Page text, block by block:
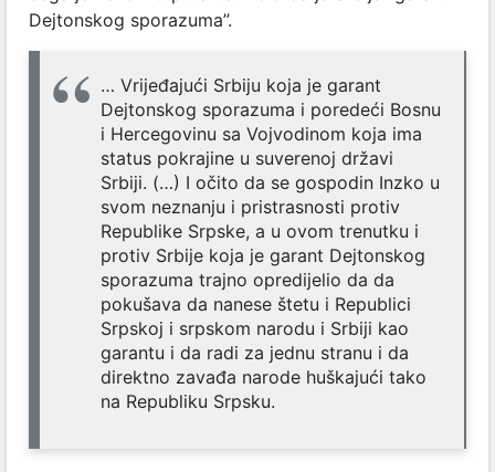
Dejtonskog sporazuma”.
… Vrijeđajući Srbiju koja je garant
Dejtonskog sporazuma i poredeći Bosnu
i Hercegovinu sa Vojvodinom koja ima
status pokrajine u suverenoj državi
Srbiji. (…) I očito da se gospodin Inzko u
svom neznanju i pristrasnosti protiv
Republike Srpske, a u ovom trenutku i
protiv Srbije koja je garant Dejtonskog
sporazuma trajno opredijelio da da
pokušava da nanese štetu i Republici
Srpskoj i srpskom narodu i Srbiji kao
garantu i da radi za jednu stranu i da
direktno zavađa narode huškajući tako
na Republiku Srpsku.